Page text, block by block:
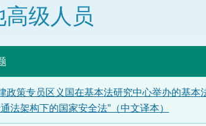
Tiếng
项目及合作安排
安排
设
级人员
政策专员区义国在基本法研究中心举办的基本
法架构下的国家安全法"（中文译本）